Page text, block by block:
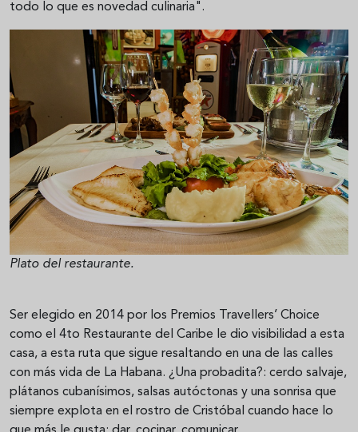
todo lo que es novedad culinaria".
Plato del restaurante.
Ser elegido en 2014 por los Premios Travellers’ Choice
como el 4to Restaurante del Caribe le dio visibilidad a esta
casa, a esta ruta que sigue resaltando en una de las calles
con más vida de La Habana. ¿Una probadita?: cerdo salvaje,
plátanos cubanísimos, salsas autóctonas y una sonrisa que
siempre explota en el rostro de Cristóbal cuando hace lo